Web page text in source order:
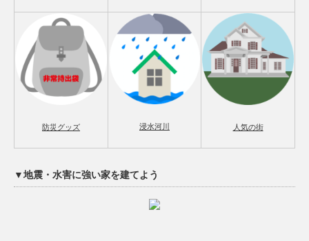
防災グッズ 浸水河川 人気の街
▼地震・水害に強い家を建てよう